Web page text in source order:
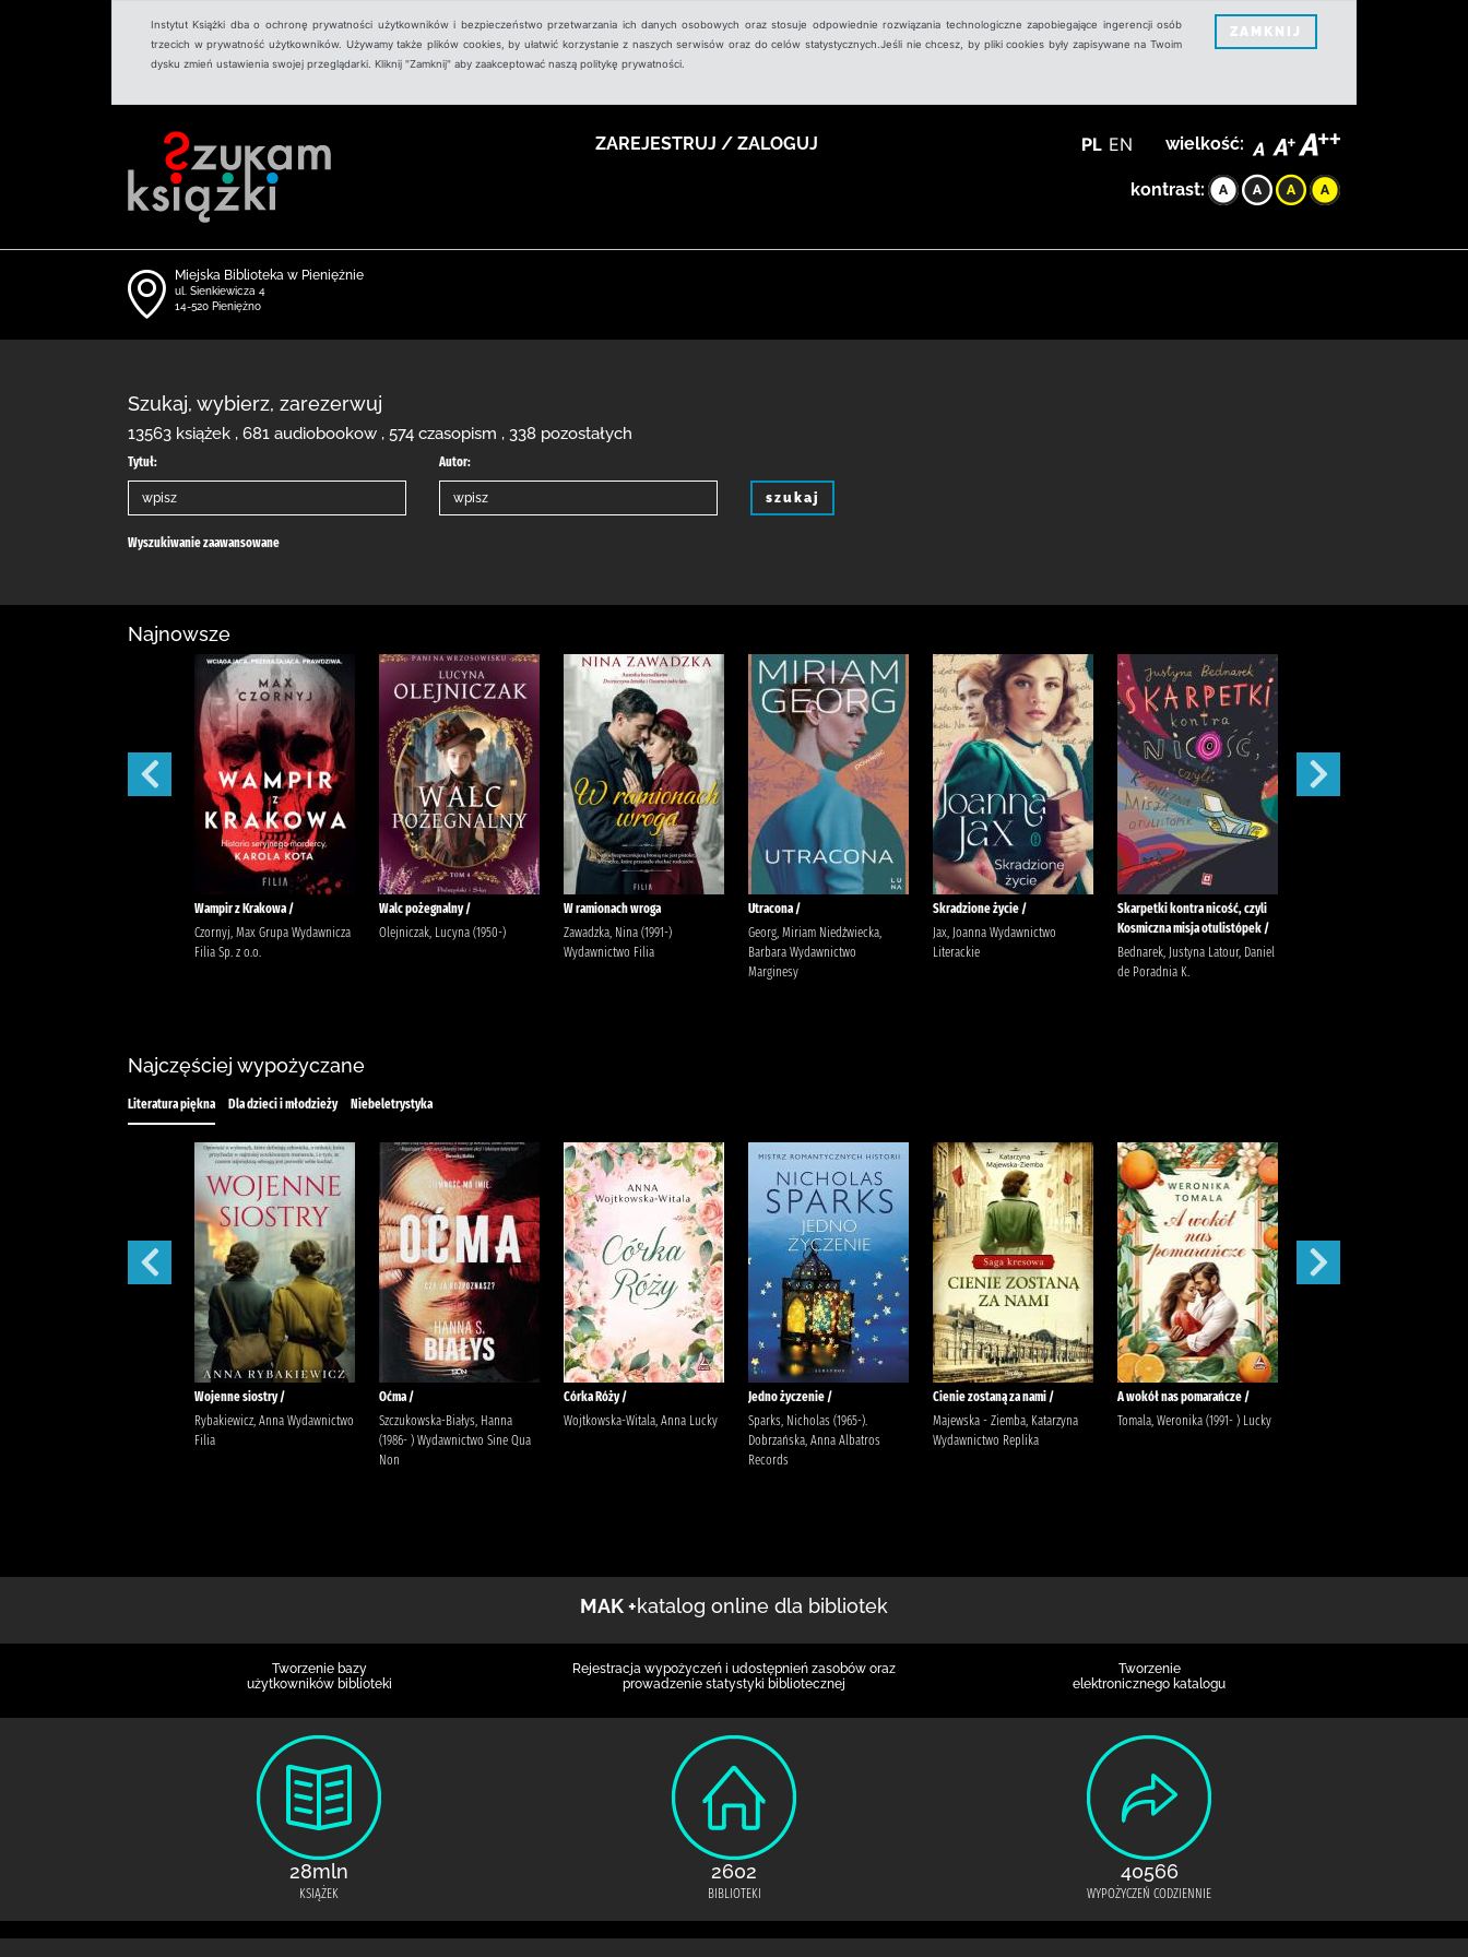
Instytut Książki dba o ochronę prywatności użytkowników i bezpieczeństwo przetwarzania ich danych osobowych oraz stosuje odpowiednie rozwiązania technologiczne zapobiegające ingerencji osób
trzecich w prywatność użytkowników. Używamy także plików cookies, by ułatwić korzystanie z naszych serwisów oraz do celów statystycznych.Jeśli nie chcesz, by pliki cookies były zapisywane na Twoim
dysku zmień ustawienia swojej przeglądarki. Kliknij "Zamknij" aby zaakceptować naszą politykę prywatności.
ZAMKNIJ
ZAREJESTRUJ / ZALOGUJ PL EN wielkość:
kontrast:
Miejska Biblioteka w Pieniężnie
ul. Sienkiewicza 4
14-520 Pieniężno
Szukaj, wybierz, zarezerwuj
13563 książek , 681 audiobookow , 574 czasopism , 338 pozostałych
Tytuł: Autor:
szukaj
Wyszukiwanie zaawansowane
Najnowsze
Wampir z Krakowa /
Czornyj, Max Grupa Wydawnicza
Filia Sp. z o.o.
Walc pożegnalny /
Olejniczak, Lucyna (1950-)
W ramionach wroga
Zawadzka, Nina (1991-)
Wydawnictwo Filia
Utracona /
Georg, Miriam Niedźwiecka,
Barbara Wydawnictwo
Marginesy
Skradzione życie /
Jax, Joanna Wydawnictwo
Literackie
Skarpetki kontra nicość, czyli
Kosmiczna misja otulistópek /
Bednarek, Justyna Latour, Daniel
de Poradnia K.
Najczęściej wypożyczane
Literatura piękna Dla dzieci i młodzieży Niebeletrystyka
Wojenne siostry /
Rybakiewicz, Anna Wydawnictwo
Filia
Oćma /
Szczukowska-Białys, Hanna
(1986- ) Wydawnictwo Sine Qua
Non
Córka Róży /
Wojtkowska-Witala, Anna Lucky
Jedno życzenie /
Sparks, Nicholas (1965-).
Dobrzańska, Anna Albatros
Records
Cienie zostaną za nami /
Majewska - Ziemba, Katarzyna
Wydawnictwo Replika
A wokół nas pomarańcze /
Tomala, Weronika (1991- ) Lucky
MAK +katalog online dla bibliotek
Tworzenie bazy
użytkowników biblioteki
Rejestracja wypożyczeń i udostępnień zasobów oraz
prowadzenie statystyki bibliotecznej
Tworzenie
elektronicznego katalogu
28mln
KSIĄŻEK
2602
BIBLIOTEKI
40566
WYPOŻYCZEŃ CODZIENNIE